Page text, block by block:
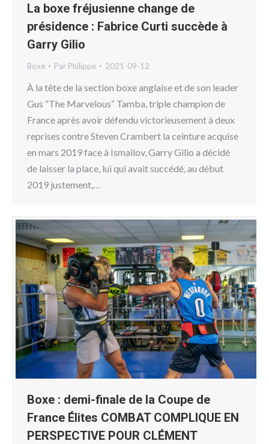
La boxe fréjusienne change de
présidence : Fabrice Curti succède à
Garry Gilio
Boxe Par Philippe 2021-09-12
À la tête de la section boxe anglaise et de son leader
Gus “The Marvelous“ Tamba, triple champion de
France après avoir défendu victorieusement à deux
reprises contre Steven Crambert la ceinture acquise
en mars 2019 face à Ismailov, Garry Gilio a décidé
de laisser la place, lui qui avait succédé, au début
2019 justement,…
Boxe : demi-finale de la Coupe de
France Élites COMBAT COMPLIQUE EN
PERSPECTIVE POUR CLÉMENT